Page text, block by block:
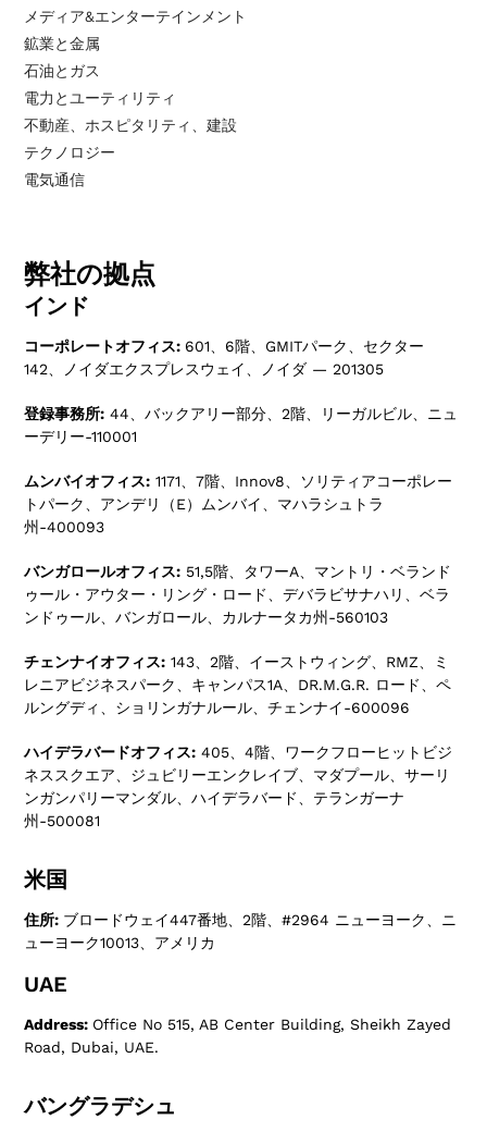
メディア&エンターテインメント
鉱業と金属
石油とガス
電力とユーティリティ
不動産、ホスピタリティ、建設
テクノロジー
電気通信
弊社の拠点
インド
コーポレートオフィス: 601、6階、GMITパーク、セクター
142、ノイダエクスプレスウェイ、ノイダ — 201305
登録事務所: 44、バックアリー部分、2階、リーガルビル、ニュ
ーデリー-110001
ムンバイオフィス: 1171、7階、Innov8、ソリティアコーポレー
トパーク、アンデリ（E）ムンバイ、マハラシュトラ
州-400093
バンガロールオフィス: 51,5階、タワーA、マントリ・ベランド
ゥール・アウター・リング・ロード、デバラビサナハリ、ベラ
ンドゥール、バンガロール、カルナータカ州-560103
チェンナイオフィス: 143、2階、イーストウィング、RMZ、ミ
レニアビジネスパーク、キャンパス1A、DR.M.G.R. ロード、ペ
ルングディ、ショリンガナルール、チェンナイ-600096
ハイデラバードオフィス: 405、4階、ワークフローヒットビジ
ネススクエア、ジュビリーエンクレイブ、マダプール、サーリ
ンガンパリーマンダル、ハイデラバード、テランガーナ
州-500081
米国
住所: ブロードウェイ447番地、2階、#2964 ニューヨーク、ニ
ューヨーク10013、アメリカ
UAE
Address: Office No 515, AB Center Building, Sheikh Zayed
Road, Dubai, UAE.
バングラデシュ